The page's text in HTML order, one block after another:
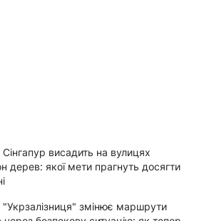
Сінгапур висадить на вулицях
дерев: якої мети прагнуть досягти
"Укрзалізниця" змінює маршрути